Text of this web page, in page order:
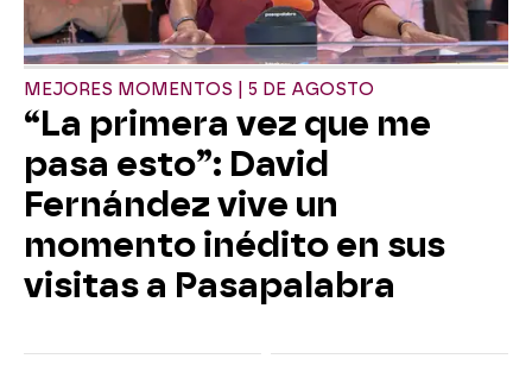
MEJORES MOMENTOS | 5 DE AGOSTO
“La primera vez que me
pasa esto”: David
Fernández vive un
momento inédito en sus
visitas a Pasapalabra